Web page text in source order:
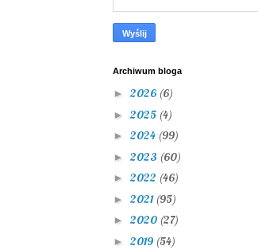
Archiwum bloga
► 2026 (6)
► 2025 (4)
► 2024 (99)
► 2023 (60)
► 2022 (46)
► 2021 (95)
► 2020 (27)
► 2019 (54)